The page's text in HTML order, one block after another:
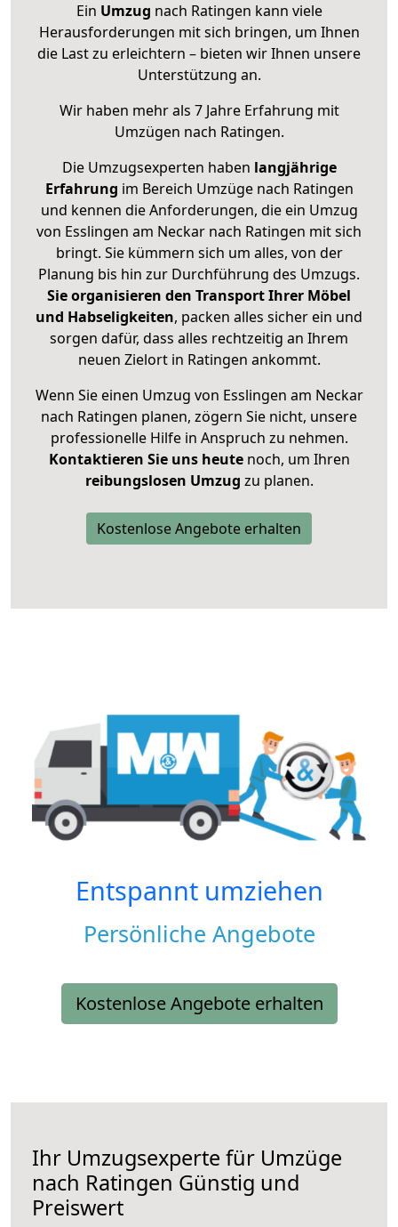
Ein Umzug nach Ratingen kann viele
Herausforderungen mit sich bringen, um Ihnen
die Last zu erleichtern – bieten wir Ihnen unsere
Unterstützung an.
Wir haben mehr als 7 Jahre Erfahrung mit
Umzügen nach Ratingen.
Die Umzugsexperten haben langjährige
Erfahrung im Bereich Umzüge nach Ratingen
und kennen die Anforderungen, die ein Umzug
von Esslingen am Neckar nach Ratingen mit sich
bringt. Sie kümmern sich um alles, von der
Planung bis hin zur Durchführung des Umzugs.
Sie organisieren den Transport Ihrer Möbel
und Habseligkeiten, packen alles sicher ein und
sorgen dafür, dass alles rechtzeitig an Ihrem
neuen Zielort in Ratingen ankommt.
Wenn Sie einen Umzug von Esslingen am Neckar
nach Ratingen planen, zögern Sie nicht, unsere
professionelle Hilfe in Anspruch zu nehmen.
Kontaktieren Sie uns heutenoch, um Ihren
reibungslosen Umzug zu planen.
Kostenlose Angebote erhalten
Entspannt umziehen
Persönliche Angebote
Kostenlose Angebote erhalten
Ihr Umzugsexperte für Umzüge
nach Ratingen Günstig und
Preiswert